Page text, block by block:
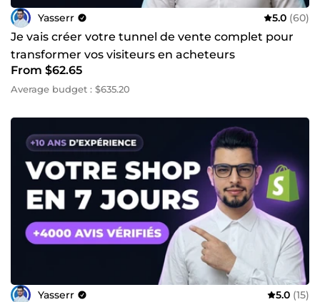
Yasserr 5.0 (60)
Je vais créer votre tunnel de vente complet pour
transformer vos visiteurs en acheteurs
From $62.65
Average budget : $635.20
Yasserr 5.0 (15)